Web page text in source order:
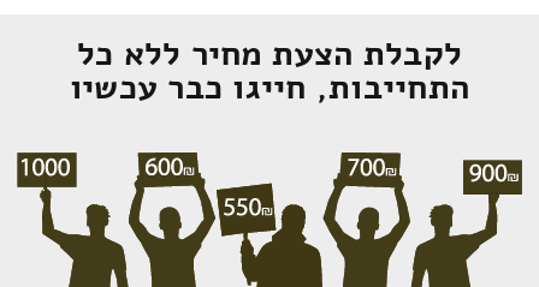
לקבלת הצעת מחיר ללא כל
התחייבות, חייגו כבר עכשיו